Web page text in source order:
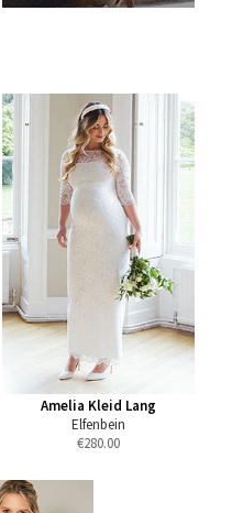
Amelia Kleid Lang
Elfenbein
€280.00